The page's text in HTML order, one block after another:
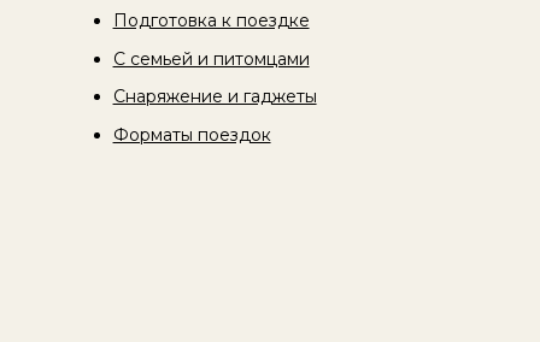
Подготовка к поездке
С семьей и питомцами
Снаряжение и гаджеты
Форматы поездок